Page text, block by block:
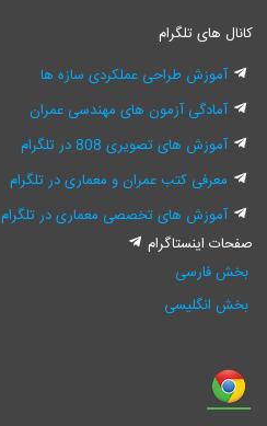
کانال های تلگرام
آموزش طراحی عملکردی سازه ها
آمادگی آزمون های مهندسی عمران
آموزش های تصویری 808 در تلگرام
معرفی کتب عمران و معماری در تلگرام
آموزش های تخصصی معماری در تلگرام
صفحات اینستاگرام
بخش فارسی
بخش انگلیسی